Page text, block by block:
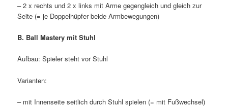
– 2 x rechts und 2 x links mit Arme gegengleich und gleich zur
Seite (= je Doppelhüpfer beide Armbewegungen)
B. Ball Mastery mit Stuhl
Aufbau: Spieler steht vor Stuhl
Varianten:
– mit Innenseite seitlich durch Stuhl spielen (= mit Fußwechsel)